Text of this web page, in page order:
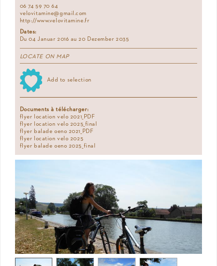
06 74 59 70 64
velovitamine@gmail.com
http://www.velovitamine.fr
Dates:
Du 04 Januar 2016 au 20 Dezember 2035
LOCATE ON MAP
Add to selection
Documents à télécharger:
flyer location velo 2021_PDF
flyer location velo 2025_final
flyer balade oeno 2021_PDF
flyer location velo 2025
flyer balade oeno 2025_final